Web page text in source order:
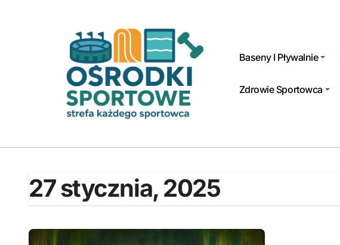
Baseny I Pływalnie
Zdrowie Sportowca
27 stycznia, 2025